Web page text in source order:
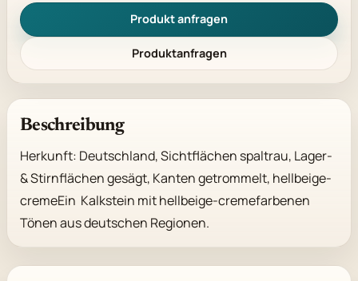
Produkt anfragen
Produktanfragen
Beschreibung
Herkunft: Deutschland, Sichtflächen spaltrau, Lager-
& Stirnflächen gesägt, Kanten getrommelt, hellbeige-
cremeEin  Kalkstein mit hellbeige-cremefarbenen
Tönen aus deutschen Regionen.